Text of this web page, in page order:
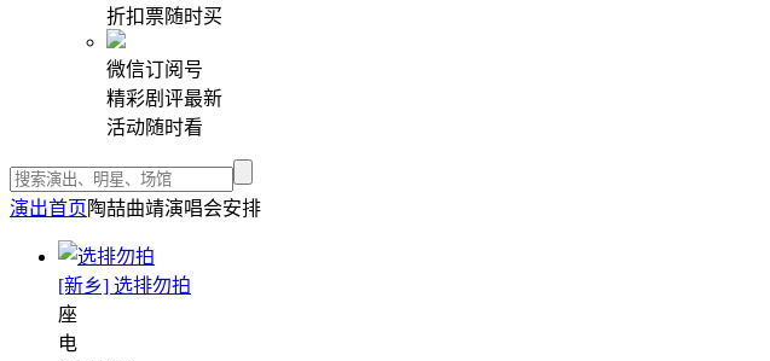
折扣票随时买
微信订阅号
精彩剧评最新
活动随时看
演出首页陶喆曲靖演唱会安排
[新乡] 选排勿拍
座
电